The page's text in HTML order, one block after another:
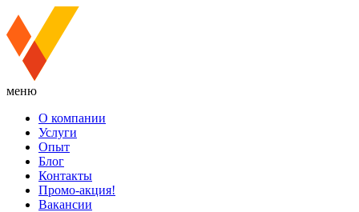
меню
О компании
Услуги
Опыт
Блог
Контакты
Промо-акция!
Вакансии